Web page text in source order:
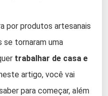
por produtos artesanais
se tornaram uma
trabalhar de casa e
artigo, você vai
para começar, além